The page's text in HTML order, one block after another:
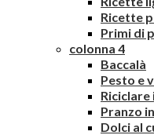
Ricette
Primi di
colonna 4
Baccalà
Pesto e
Riciclare
Pranzo
Dolci al